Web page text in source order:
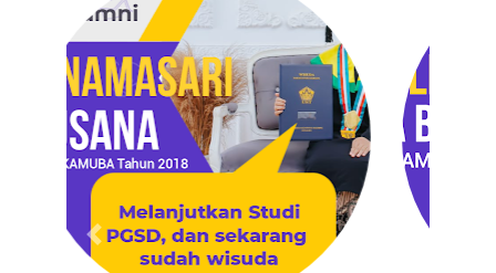
Previous Next